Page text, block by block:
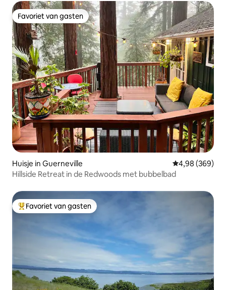
Favoriet van gasten
Favoriet van gasten
Huisje in Guerneville Gemiddelde
4,98 (369)
Hillside Retreat in de Redwoods met bubbelbad
Topfavoriet van gasten
Favoriet van gasten